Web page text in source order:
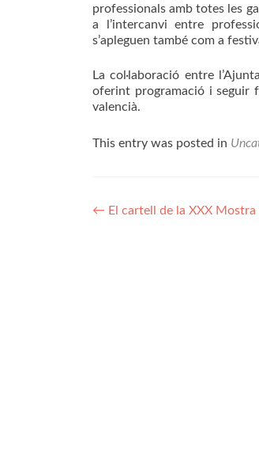
professionals amb totes les
a l’intercanvi entre
s’apleguen també com a
La col·laboració entre
oferint programació i seguir
valencià.
This entry was posted in
Post
← El cartell de la XXX